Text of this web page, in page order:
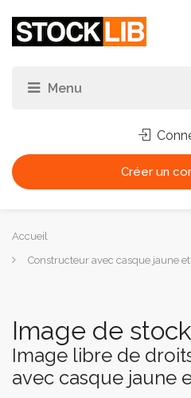
Créer un
Vous
êtes
Accueil
Constructeur avec casque jaune
Image de
Image libre de
avec casque jaune